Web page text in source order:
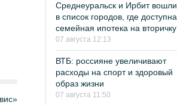
Среднеуральск и Ирбит вошли
в список городов, где доступна
семейная ипотека на вторичку
07 августа 12:13
ВТБ: россияне увеличивают
расходы на спорт и здоровый
образ жизни
07 августа 11:50